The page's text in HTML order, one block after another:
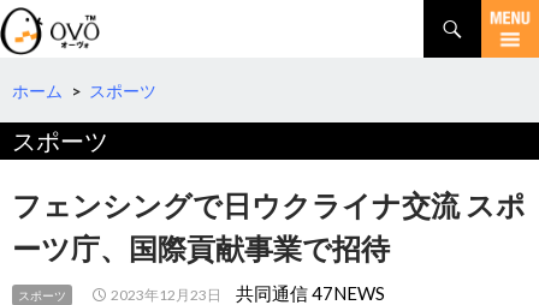
検
索
コ
テ
へ
移
ホーム > スポーツ
スポーツ
フェンシングで日ウクライナ交流 スポ
ーツ庁、国際貢献事業で招待
スポーツ 2023年12月23日 共同通信 47NEWS